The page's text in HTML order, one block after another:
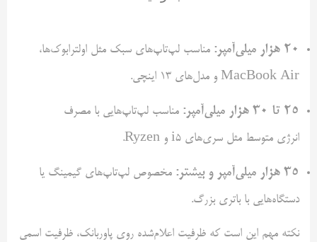
۲۰ هزار میلی‌آمپر:
مناسب لپ‌تاپ‌های سبک مثل اولترابوک‌ها،
MacBook Air و مدل‌های 13 اینچی.
۲۵ تا ۳۰ هزار میلی‌آمپر:
مناسب لپ‌تاپ‌هایی با مصرف
انرژی متوسط مثل سری‌های i5 و Ryzen.
۳۵ هزار میلی‌آمپر و بیشتر:
مخصوص لپ‌تاپ‌های گیمینگ یا
دستگاه‌هایی با باتری بزرگ.
نکته مهم این است که ظرفیت اعلام‌شده روی پاوربانک، ظرفیت اسمی